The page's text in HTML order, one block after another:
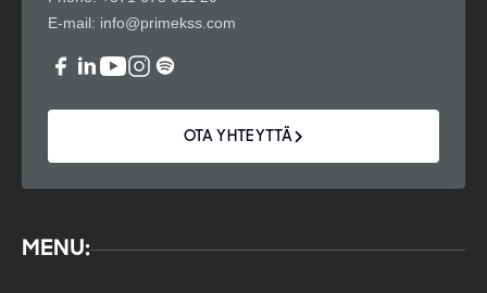
E-mail: info@primekss.com
OTA YHTEYTTÄ
MENU: